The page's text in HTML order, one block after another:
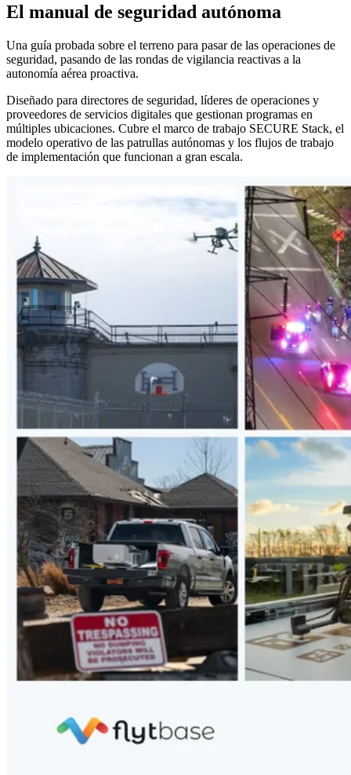
El manual de seguridad autónoma
Una guía probada sobre el terreno para pasar de las operaciones de
seguridad, pasando de las rondas de vigilancia reactivas a la
autonomía aérea proactiva.
Diseñado para directores de seguridad, líderes de operaciones y
proveedores de servicios digitales que gestionan programas en
múltiples ubicaciones. Cubre el marco de trabajo SECURE Stack, el
modelo operativo de las patrullas autónomas y los flujos de trabajo
de implementación que funcionan a gran escala.